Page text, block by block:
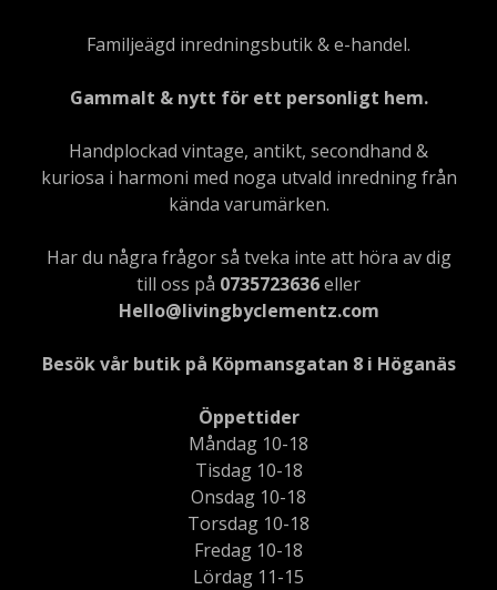
Familjeägd inredningsbutik & e-handel.
Gammalt & nytt för ett personligt hem.
Handplockad vintage, antikt, secondhand &
kuriosa i harmoni med noga utvald inredning från
kända varumärken.
Har du några frågor så tveka inte att höra av dig
till oss på 0735723636eller
Hello@livingbyclementz.com
Besök vår butik på Köpmansgatan 8 i Höganäs
Öppettider
Måndag 10-18
Tisdag 10-18
Onsdag 10-18
Torsdag 10-18
Fredag 10-18
Lördag 11-15